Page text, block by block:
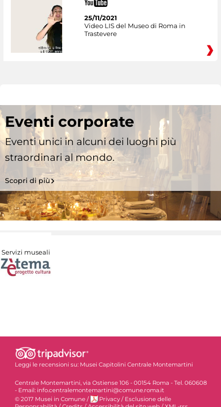
25/11/2021
Video LIS del Museo di Roma in
Trastevere
Eventi corporate
Eventi unici in alcuni dei luoghi più
straordinari al mondo.
Scopri di più
Servizi museali
Leggi le recensioni su: Musei Capitolini Centrale Montemartini
Centrale Montemartini, via Ostiense 106 - 00154 Roma - Tel. 060608
- Email: info.centralemontemartini@comune.roma.it
© 2017 Musei in Comune / Privacy / Esclusione delle